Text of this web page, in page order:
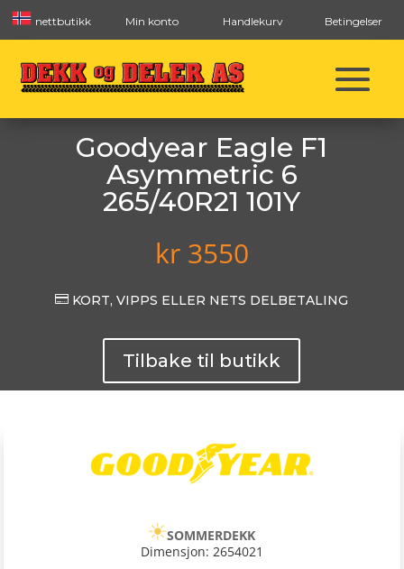
nettbutikk Min konto Handlekurv Betingelser
Goodyear Eagle F1
Asymmetric 6
265/40R21 101Y
kr3550
 KORT, VIPPS ELLER NETS DELBETALING
Tilbake til butikk
SOMMERDEKK
Dimensjon: 2654021